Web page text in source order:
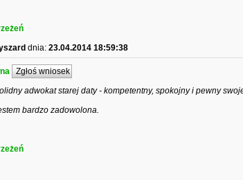
dnia: 23.04.2014 18:59:38
Zgłoś wniosek
adwokat starej daty - kompetentny, spokojny i pewny
bardzo zadowolona.